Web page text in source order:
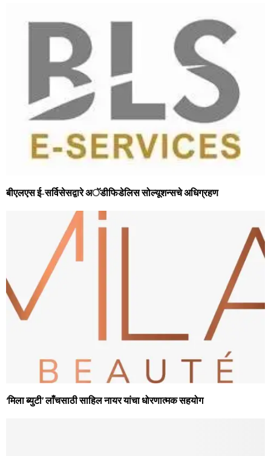
बीएलएस ई-सर्विसेसद्वारे अॅडीफिडेलिस सोल्‍यूशन्‍सचे अधिग्रहण
‘मिला ब्‍युटी’ लाँचसाठी साहिल नायर यांचा धोरणात्‍मक सहयोग